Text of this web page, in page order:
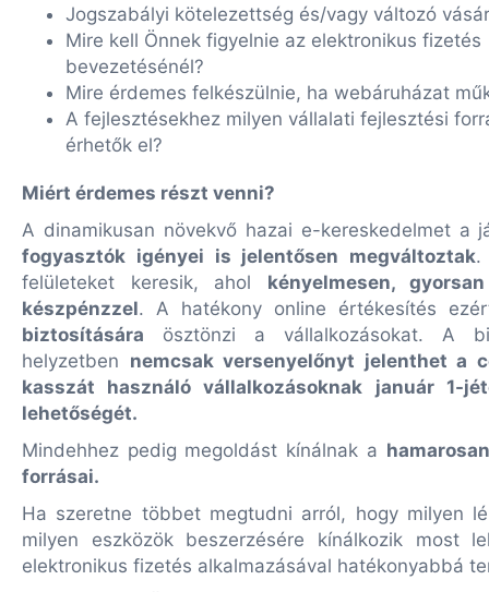
Jogszabályi kötelezettség és/vagy változó
Mire kell Önnek figyelnie az elektronikus fizetés
bevezetésénél?
Mire érdemes felkészülnie, ha webáruházat
A fejlesztésekhez milyen vállalati fejlesztési
érhetők el?
Miért érdemes részt venni?
A dinamikusan növekvő hazai e-kereskedelmet a
fogyasztók igényei is jelentősen megváltoztak.
felületeket keresik, ahol
kényelmesen,
készpénzzel. A hatékony online értékesítés
biztosítására
ösztönzi a vállalkozásokat. A
helyzetben nemcsak versenyelőnyt jelenthet a
kasszát használó vállalkozásoknak január 1-
lehetőségét.
Mindehhez pedig megoldást kínálnak a h
forrásai.
Ha szeretne többet megtudni arról, hogy milyen
milyen eszközök beszerzésére kínálkozik most
elektronikus fizetés alkalmazásával hatékonyabbá